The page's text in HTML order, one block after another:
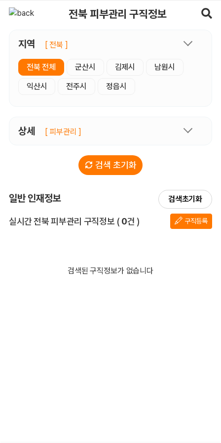
전북 피부관리 구직정보
지역 [ 전북 ]
전북 전체 군산시 김제시 남원시
익산시 전주시 정읍시
상세 [ 피부관리 ]
검색 초기화
일반 인재정보 검색초기화
실시간 전북 피부관리 구직정보 전체 목록
( 0건 ) 구직등록
검색된 구직정보가 없습니다